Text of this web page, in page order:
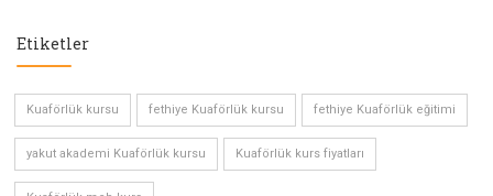
Etiketler
Kuaförlük kursu fethiye Kuaförlük kursu fethiye Kuaförlük eğitimi
yakut akademi Kuaförlük kursu Kuaförlük kurs fiyatları